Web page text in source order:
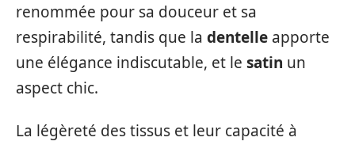
renommée pour sa douceur et sa
respirabilité, tandis que la dentelle apporte
une élégance indiscutable, et le satin un
aspect chic.
La légèreté des tissus et leur capacité à